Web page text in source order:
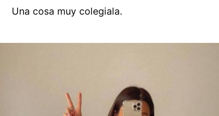
Una cosa muy colegiala.